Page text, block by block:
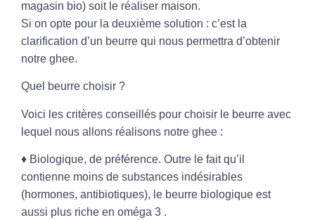
magasin bio) soit le réaliser maison.
Si on opte pour la deuxième solution : c’est la
clarification d’un beurre qui nous permettra d’obtenir
notre ghee.
Quel beurre choisir ?
Voici les critères conseillés pour choisir le beurre avec
lequel nous allons réalisons notre ghee :
♦ Biologique, de préférence. Outre le fait qu’il
contienne moins de substances indésirables
(hormones, antibiotiques), le beurre biologique est
aussi plus riche en oméga 3 .